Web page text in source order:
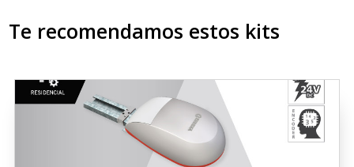
Te recomendamos estos kits